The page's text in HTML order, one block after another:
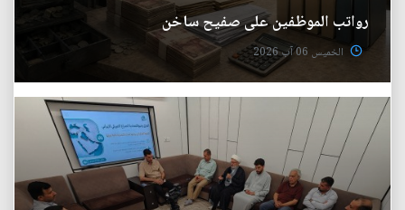
رواتب الموظفين على صفيح ساخن
الخميس 06 آب 2026